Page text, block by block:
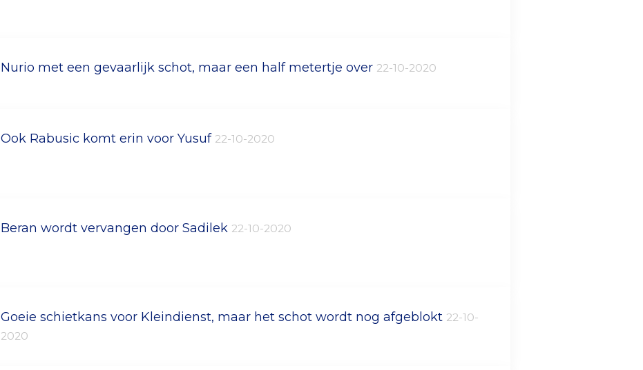
Nurio met een gevaarlijk schot, maar een half metertje over 22-10-2020
Ook Rabusic komt erin voor Yusuf 22-10-2020
Beran wordt vervangen door Sadilek 22-10-2020
Goeie schietkans voor Kleindienst, maar het schot wordt nog afgeblokt 22-10-
2020